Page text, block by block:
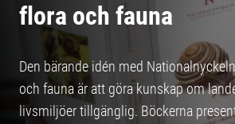
flora och fauna
Den bärande idén med
och fauna är att göra kunskap om
livsmiljöer tillgänglig. Böckerna